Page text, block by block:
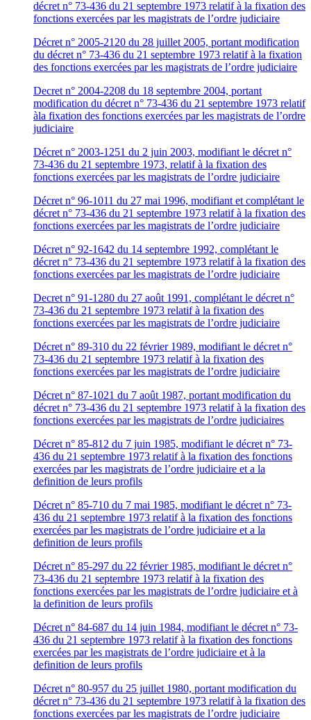
décret n° 73-436 du 21 septembre 1973 relatif à la fixation des
fonctions exercées par les magistrats de l’ordre judiciaire
Décret n° 2005-2120 du 28 juillet 2005, portant modification
du décret n° 73-436 du 21 septembre 1973 relatif à la fixation
des fonctions exercées par les magistrats de l’ordre judiciaire
Decret n° 2004-2208 du 18 septembre 2004, portant
modification du décret n° 73-436 du 21 septembre 1973 relatif
àla fixation des fonctions exercées par les magistrats de l’ordre
judiciaire
Décret n° 2003-1251 du 2 juin 2003, modifiant le décret n°
73-436 du 21 septembre 1973, relatif à la fixation des
fonctions exercées par les magistrats de l’ordre judiciaire
Décret n° 96-1011 du 27 mai 1996, modifiant et complétant le
décret n° 73-436 du 21 septembre 1973 relatif à la fixation des
fonctions exercées par les magistrats de l’ordre judiciaire
Décret n° 92-1642 du 14 septembre 1992, complétant le
décret n° 73-436 du 21 septembre 1973 relatif à la fixation des
fonctions exercées par les magistrats de l’ordre judiciaire
Decret n° 91-1280 du 27 août 1991, complétant le décret n°
73-436 du 21 septembre 1973 relatif à la fixation des
fonctions exercées par les magistrats de l’ordre judiciaire
Décret n° 89-310 du 22 février 1989, modifiant le décret n°
73-436 du 21 septembre 1973 relatif à la fixation des
fonctions exercées par les magistrats de l’ordre judiciaire
Décret n° 87-1021 du 7 août 1987, portant modification du
décret n° 73-436 du 21 septembre 1973 relatif à la fixation des
fonctions exercées par les magistrats de l’ordre judiciaires
Décret n° 85-812 du 7 juin 1985, modifiant le décret n° 73-
436 du 21 septembre 1973 relatif à la fixation des fonctions
exercées par les magistrats de l’ordre judiciaire et a la
definition de leurs profils
Décret n° 85-710 du 7 mai 1985, modifiant le décret n° 73-
436 du 21 septembre 1973 relatif à la fixation des fonctions
exercées par les magistrats de l’ordre judiciaire et a la
definition de leurs profils
Décret n° 85-297 du 22 février 1985, modifiant le décret n°
73-436 du 21 septembre 1973 relatif à la fixation des
fonctions exercées par les magistrats de l’ordre judiciaire et à
la definition de leurs profils
Décret n° 84-687 du 14 juin 1984, modifiant le décret n° 73-
436 du 21 septembre 1973 relatif à la fixation des fonctions
exercées par les magistrats de l’ordre judiciaire et à la
definition de leurs profils
Décret n° 80-957 du 25 juillet 1980, portant modification du
décret n° 73-436 du 21 septembre 1973 relatif à la fixation des
fonctions exercées par les magistrats de l’ordre judiciaire